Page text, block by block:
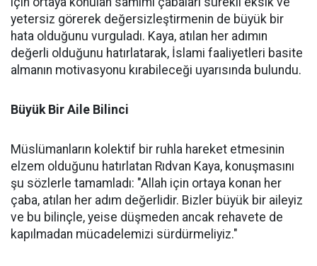
yetersiz görerek değersizleştirmenin de büyük bir
hata olduğunu vurguladı. Kaya, atılan her adımın
değerli olduğunu hatırlatarak, İslami faaliyetleri basite
almanın motivasyonu kırabileceği uyarısında bulundu.
Büyük Bir Aile Bilinci
Müslümanların kolektif bir ruhla hareket etmesinin
elzem olduğunu hatırlatan Rıdvan Kaya, konuşmasını
şu sözlerle tamamladı: "Allah için ortaya konan her
çaba, atılan her adım değerlidir. Bizler büyük bir aileyiz
ve bu bilinçle, yeise düşmeden ancak rehavete de
kapılmadan mücadelemizi sürdürmeliyiz."